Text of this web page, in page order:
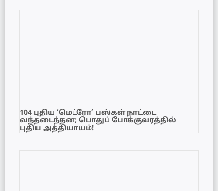
104 புதிய ‘மெட்ரோ’ பஸ்கள் நாட்டை
வந்தடைந்தன; பொதுப் போக்குவரத்தில்
புதிய அத்தியாயம்!